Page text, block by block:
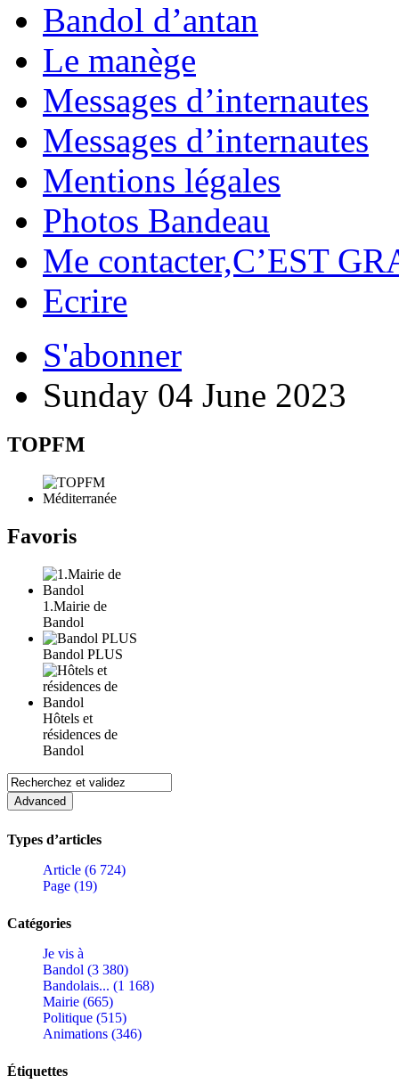
Bandol d’antan
Le manège
Messages d’internautes
Messages d’internautes
Mentions légales
Photos Bandeau
Me contacter,C’EST
Ecrire
S'abonner
Sunday 04 June 2023
TOPFM
Favoris
1.Mairie de
Bandol
Bandol PLUS
Hôtels et
résidences de
Bandol
Types d’articles
Article (6 724)
Page (19)
Catégories
Je vis à
Bandol (3 380)
Bandolais... (1 168)
Mairie (665)
Politique (515)
Animations (346)
Étiquettes